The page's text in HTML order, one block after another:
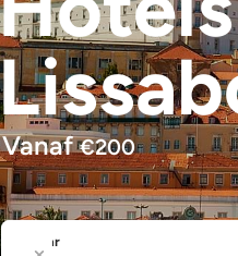
Vanaf€200
Waar